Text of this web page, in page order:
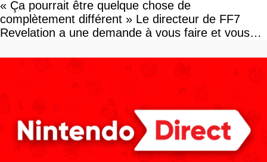
« Ça pourrait être quelque chose de
complètement différent » Le directeur de FF7
Revelation a une demande à vous faire et vous